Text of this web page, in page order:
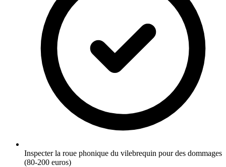
Inspecter la roue phonique du vilebrequin pour des dommages
(80-200 euros)